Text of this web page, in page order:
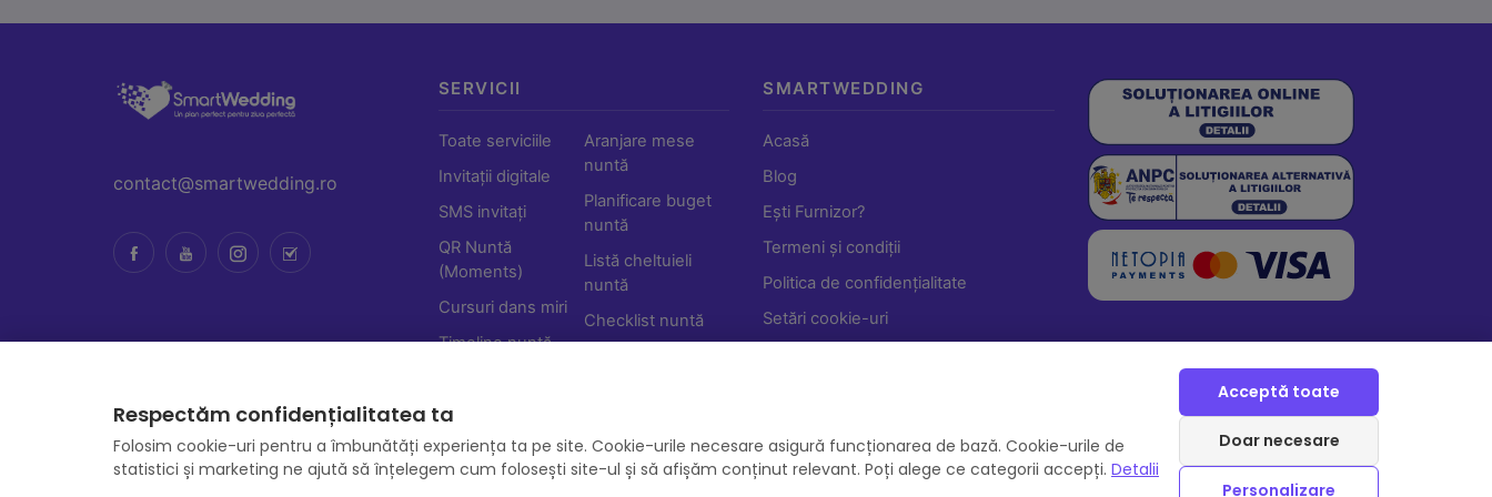
contact@smartwedding.ro
SERVICII
Toate serviciile
Invitații digitale
SMS invitați
QR Nuntă
(Moments)
Cursuri dans miri
Timeline nuntă
Aranjare mese
nuntă
Planificare buget
nuntă
Listă cheltuieli
nuntă
Checklist nuntă
SMARTWEDDING
Acasă
Blog
Ești Furnizor?
Termeni și condiții
Politica de confidențialitate
Setări cookie-uri
Respectăm confidențialitatea ta
Folosim cookie-uri pentru a îmbunătăți experiența ta pe site. Cookie-urile necesare asigură funcționarea de bază. Cookie-urile de
statistici și marketing ne ajută să înțelegem cum folosești site-ul și să afișăm conținut relevant. Poți alege ce categorii accepți. Detalii
Acceptă toate
Doar necesare
Personalizare